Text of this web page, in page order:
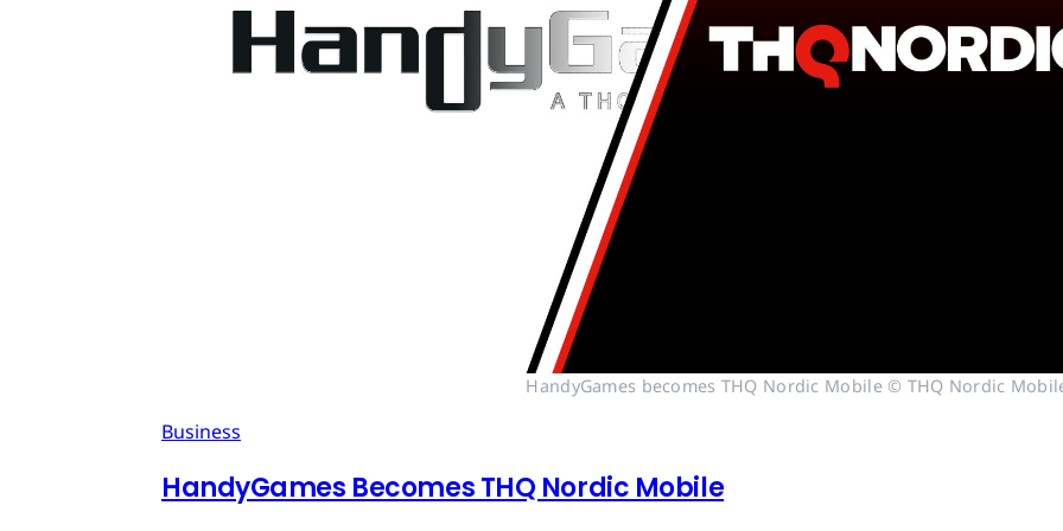
HandyGames becomes THQ Nordic Mobile © THQ Nordic
Business
HandyGames Becomes THQ Nordic Mobile